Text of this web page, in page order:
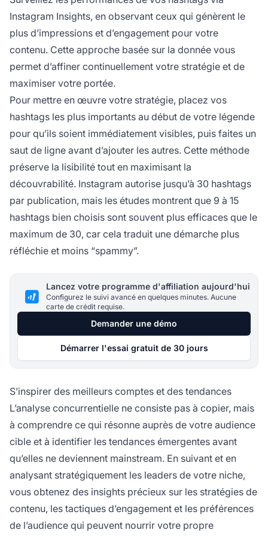
Instagram Insights, en observant ceux qui génèrent le
plus d’impressions et d’engagement pour votre
contenu. Cette approche basée sur la donnée vous
permet d’affiner continuellement votre stratégie et de
maximiser votre portée.
Pour mettre en œuvre votre stratégie, placez vos
hashtags les plus importants au début de votre légende
pour qu’ils soient immédiatement visibles, puis faites un
saut de ligne avant d’ajouter les autres. Cette méthode
préserve la lisibilité tout en maximisant la
découvrabilité. Instagram autorise jusqu’à 30 hashtags
par publication, mais les études montrent que 9 à 15
hashtags bien choisis sont souvent plus efficaces que le
maximum de 30, car cela traduit une démarche plus
réfléchie et moins “spammy”.
Lancez votre programme d'affiliation aujourd'hui
Configurez le suivi avancé en quelques minutes. Aucune
carte de crédit requise.
Demander une démo
Démarrer l'essai gratuit de 30 jours
S’inspirer des meilleurs comptes et des tendances
L’analyse concurrentielle ne consiste pas à copier, mais
à comprendre ce qui résonne auprès de votre audience
cible et à identifier les tendances émergentes avant
qu’elles ne deviennent mainstream. En suivant et en
analysant stratégiquement les leaders de votre niche,
vous obtenez des insights précieux sur les stratégies de
contenu, les tactiques d’engagement et les préférences
de l’audience qui peuvent nourrir votre propre